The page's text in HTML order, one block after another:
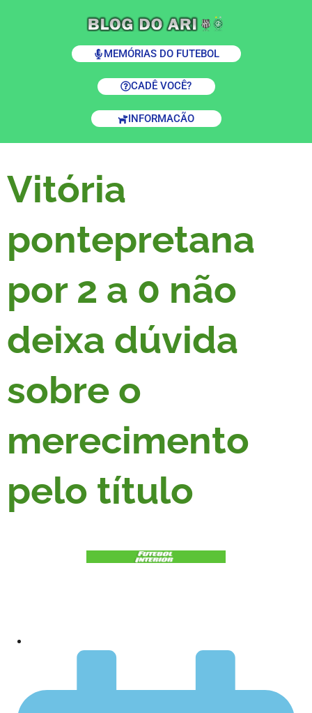
MEMÓRIAS DO FUTEBOL
CADÊ VOCÊ?
INFORMACÃO
Vitória
pontepretana
por 2 a 0 não
deixa dúvida
sobre o
merecimento
pelo título